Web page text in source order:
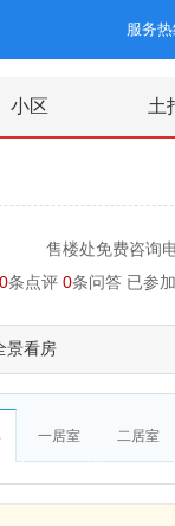
服务
小区 土
售楼处免费咨询
0条点评 0条问答 已参
景看房
一居室 二居室